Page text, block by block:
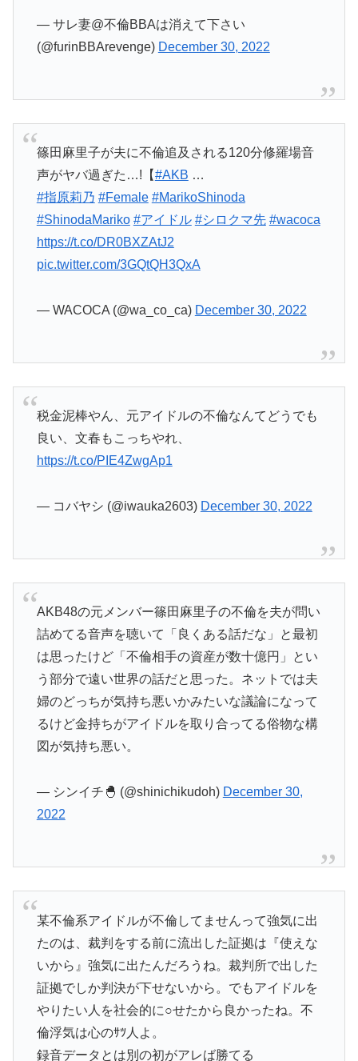
— サレ妻@不倫BBAは消えて下さい
(@furinBBArevenge) December 30, 2022
篠田麻里子が夫に不倫追及される120分修羅場音
声がヤバ過ぎた…!【#AKB …
#指原莉乃 #Female #MarikoShinoda
#ShinodaMariko #アイドル #シロクマ先 #wacoca
https://t.co/DR0BXZAtJ2
pic.twitter.com/3GQtQH3QxA
— WACOCA (@wa_co_ca) December 30, 2022
税金泥棒やん、元アイドルの不倫なんてどうでも
良い、文春もこっちやれ、
https://t.co/PIE4ZwgAp1
— コバヤシ (@iwauka2603) December 30, 2022
AKB48の元メンバー篠田麻里子の不倫を夫が問い
詰めてる音声を聴いて「良くある話だな」と最初
は思ったけど「不倫相手の資産が数十億円」とい
う部分で遠い世界の話だと思った。ネットでは夫
婦のどっちが気持ち悪いかみたいな議論になって
るけど金持ちがアイドルを取り合ってる俗物な構
図が気持ち悪い。
— シンイチ🐣 (@shinichikudoh) December 30,
2022
某不倫系アイドルが不倫してませんって強気に出
たのは、裁判をする前に流出した証拠は『使えな
いから』強気に出たんだろうね。裁判所で出した
証拠でしか判決が下せないから。でもアイドルを
やりたい人を社会的に○せたから良かったね。不
倫浮気は心のｻﾂ人よ。
録音データとは別の初がアレば勝てる